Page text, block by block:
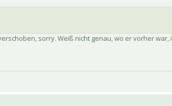
sorry. Weiß nicht genau, wo er vorher